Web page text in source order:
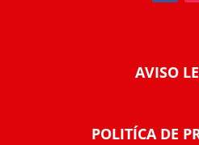
AVISO
POLITÍCA DE